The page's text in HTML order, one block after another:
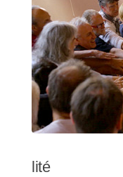
lité